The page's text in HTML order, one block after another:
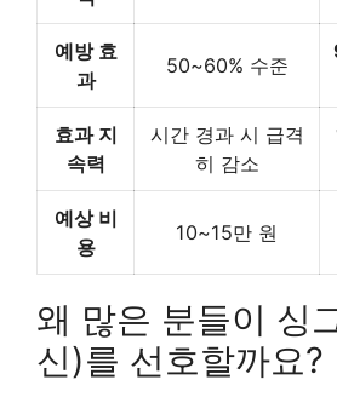
예방 효
과
50~60% 수준
효과 지
속력
시간 경과 시 급격
히 감소
예상 비
용
10~15만 원
왜 많은 분들이 싱
신)를 선호할까요?